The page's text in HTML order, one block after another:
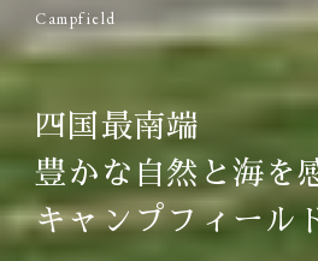
Campfield
四国最南端
豊かな自然と海を
キャンプフィール